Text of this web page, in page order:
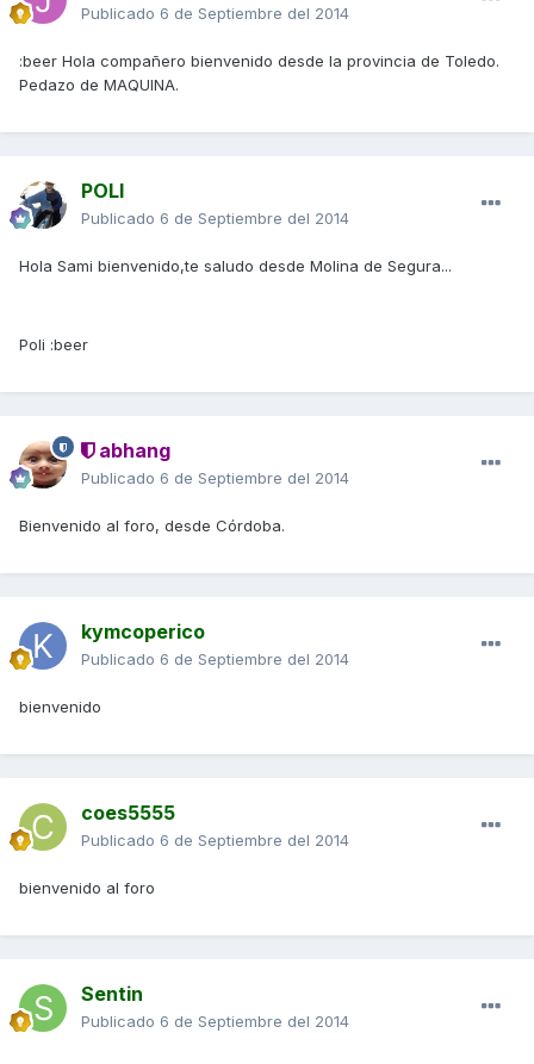
Publicado 6 de Septiembre del 2014
:beer Hola compañero bienvenido desde la provincia de Toledo.
Pedazo de MAQUINA.
POLI
Publicado 6 de Septiembre del 2014
Hola Sami bienvenido,te saludo desde Molina de Segura...
Poli :beer
abhang
Publicado 6 de Septiembre del 2014
Bienvenido al foro, desde Córdoba.
kymcoperico
Publicado 6 de Septiembre del 2014
bienvenido
coes5555
Publicado 6 de Septiembre del 2014
bienvenido al foro
Sentin
Publicado 6 de Septiembre del 2014